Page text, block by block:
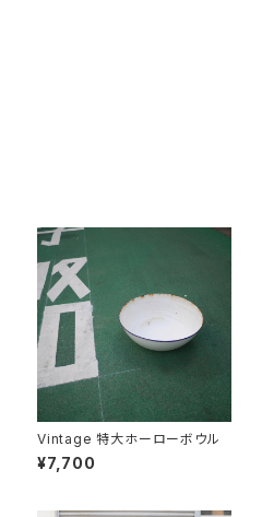
Vintage 特大ホーローボウル
¥7,700